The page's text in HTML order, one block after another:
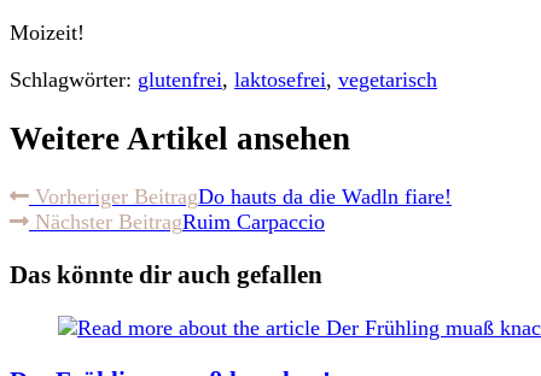
Moizeit!
Schlagwörter: glutenfrei, laktosefrei, vegetarisch
Weitere Artikel ansehen
Vorheriger BeitragDo hauts da die Wadln fiare!
Nächster BeitragRuim Carpaccio
Das könnte dir auch gefallen